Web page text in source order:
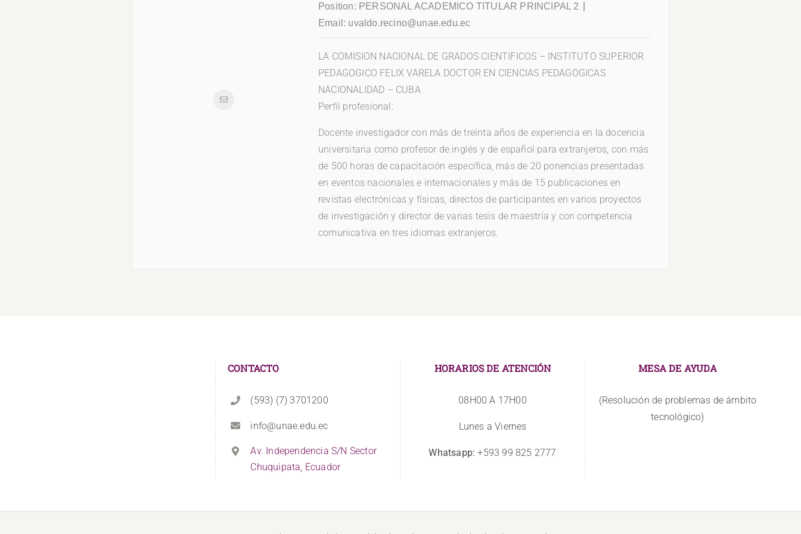
Position: PERSONAL ACADEMICO TITULAR PRINCIPAL 2
Email: uvaldo.recino@unae.edu.ec
LA COMISION NACIONAL DE GRADOS CIENTIFICOS – INSTITUTO SUPERIOR
PEDAGOGICO FELIX VARELA DOCTOR EN CIENCIAS PEDAGOGICAS
NACIONALIDAD – CUBA
Perfil profesional:
Docente investigador con más de treinta años de experiencia en la docencia
universitaria como profesor de inglés y de español para extranjeros, con más
de 500 horas de capacitación específica, más de 20 ponencias presentadas
en eventos nacionales e internacionales y más de 15 publicaciones en
revistas electrónicas y físicas, directos de participantes en varios proyectos
de investigación y director de varias tesis de maestría y con competencia
comunicativa en tres idiomas extranjeros.
CONTACTO
(593) (7) 3701200
info@unae.edu.ec
Av. Independencia S/N Sector
Chuquipata, Ecuador
HORARIOS DE ATENCIÓN
08H00 A 17H00
Lunes a Viernes
Whatsapp: +593 99 825 2777
MESA DE AYUDA
(Resolución de problemas de ámbito
tecnológico)